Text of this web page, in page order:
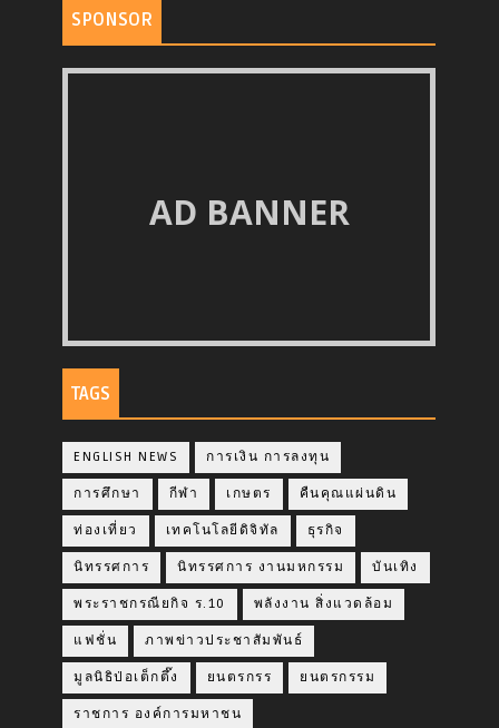
SPONSOR
AD BANNER
TAGS
ENGLISH NEWS การเงิน การลงทุน
การศึกษา กีฬา เกษตร คืนคุณแผ่นดิน
ท่องเที่ยว เทคโนโลยีดิจิทัล ธุรกิจ
นิทรรศการ นิทรรศการ งานมหกรรม บันเทิง
พระราชกรณียกิจ ร.10 พลังงาน สิ่งแวดล้อม
แฟชั่น ภาพข่าวประชาสัมพันธ์
มูลนิธิป่อเต็กตึ๊ง ยนตรกรร ยนตรกรรม
ราชการ องค์การมหาชน